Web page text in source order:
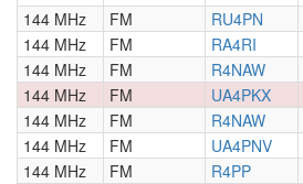
144 MHz
FM RU4PN
144 MHz
FM RA4RI
144 MHz
FM R4NAW
144 MHz
FM UA4PKX
144 MHz
FM R4NAW
144 MHz
FM UA4PNV
144 MHz
FM R4PP